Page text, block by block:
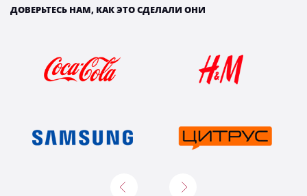
ДОВЕРЬТЕСЬ НАМ, КАК ЭТО СДЕЛАЛИ ОНИ